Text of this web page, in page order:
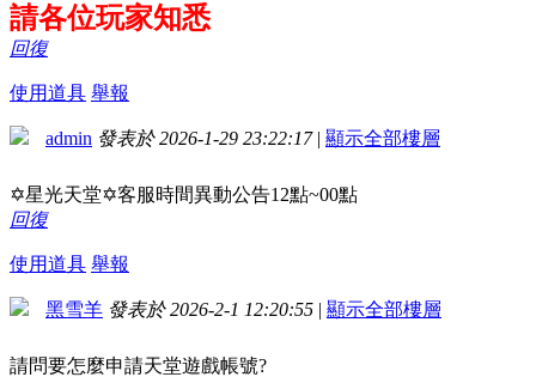
請各位玩家知悉
回復
使用道具 舉報
admin 發表於 2026-1-29 23:22:17 | 顯示全部樓層
✡星光天堂✡客服時間異動公告12點~00點
回復
使用道具 舉報
黑雪羊 發表於 2026-2-1 12:20:55 | 顯示全部樓層
請問要怎麼申請天堂遊戲帳號?